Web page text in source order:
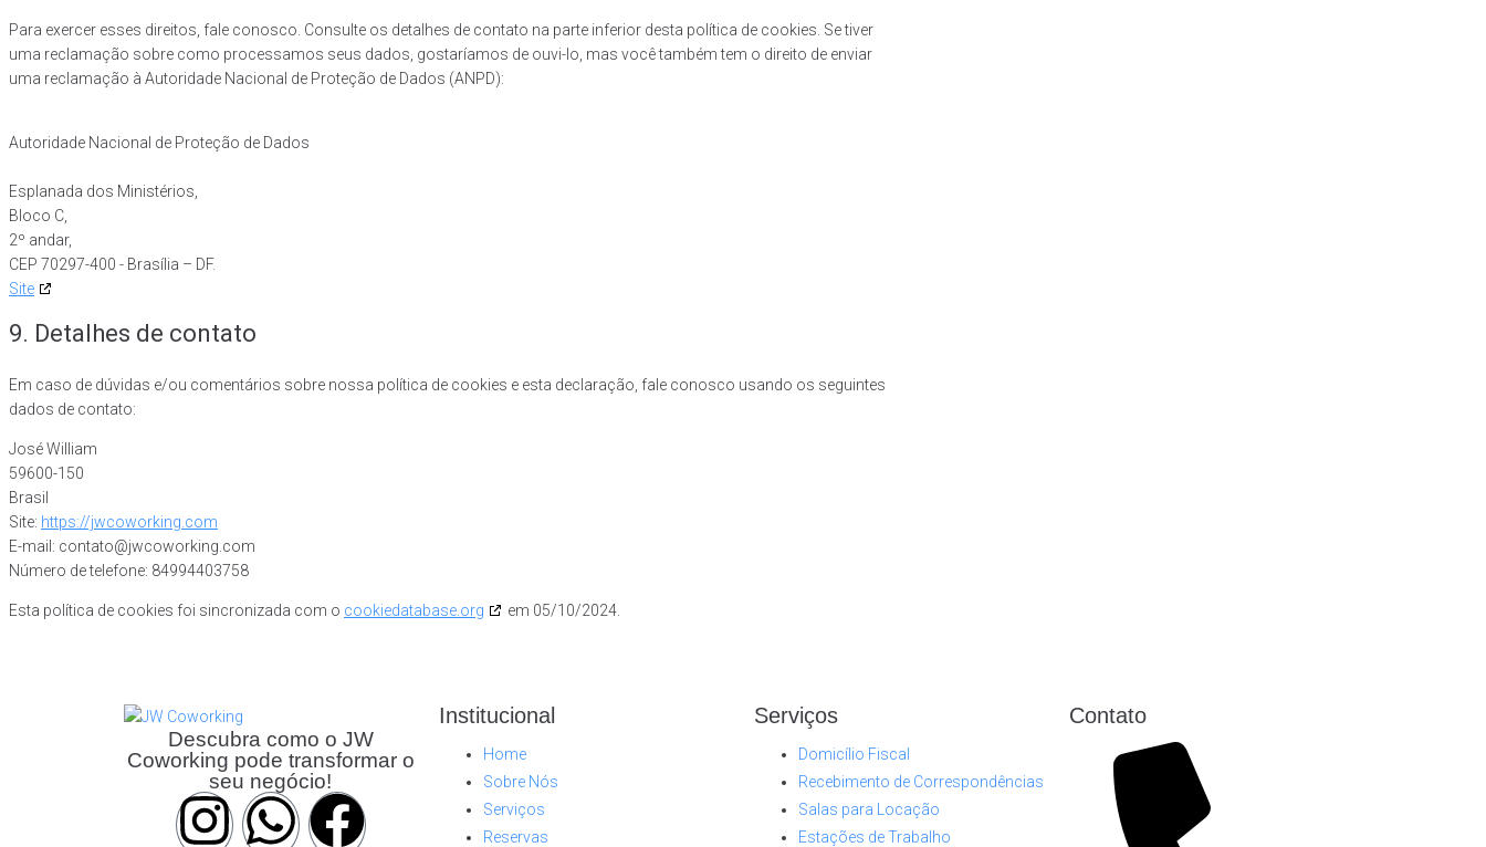
Para exercer esses direitos, fale conosco. Consulte os detalhes de contato na parte inferior desta política de cookies. Se tiver
uma reclamação sobre como processamos seus dados, gostaríamos de ouvi-lo, mas você também tem o direito de enviar
uma reclamação à Autoridade Nacional de Proteção de Dados (ANPD):
Autoridade Nacional de Proteção de Dados
Esplanada dos Ministérios,
Bloco C,
2º andar,
CEP 70297-400 - Brasília – DF.
Site
9. Detalhes de contato
Em caso de dúvidas e/ou comentários sobre nossa política de cookies e esta declaração, fale conosco usando os seguintes
dados de contato:
José William
59600-150
Brasil
Site: https://jwcoworking.com
E-mail: contato@jwcoworking.com
Número de telefone: 84994403758
Esta política de cookies foi sincronizada com o cookiedatabase.org em 05/10/2024.
Descubra como o JW
Coworking pode transformar o
seu negócio!
Institucional
Home
Sobre Nós
Serviços
Reservas
Serviços
Domicílio Fiscal
Recebimento de Correspondências
Salas para Locação
Estações de Trabalho
Contato